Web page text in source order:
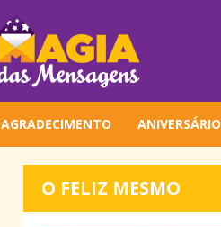
AGRADECIMENTO ANIVERSÁRIO
O FELIZ MESMO